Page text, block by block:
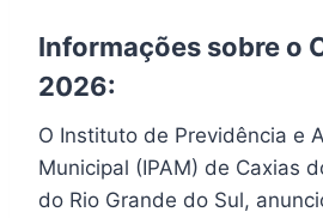
Informações sobre o
2026:
O Instituto de Previdência e
Municipal (IPAM) de Caxias
do Rio Grande do Sul,